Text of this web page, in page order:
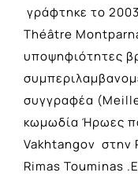
γράφτηκε το
Théâtre
υποψηφιότητες
συγγραφέα
κωμωδία Ήρωες
Vakhtangov στην
Rimas Touminas